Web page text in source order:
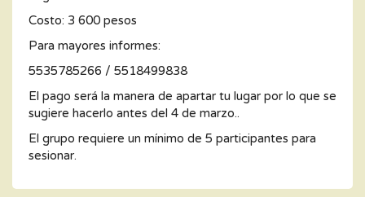
Costo: 3 600 pesos
Para mayores informes:
5535785266 / 5518499838
El pago será la manera de apartar tu lugar por lo que se
sugiere hacerlo antes del 4 de marzo..
El grupo requiere un mínimo de 5 participantes para
sesionar.